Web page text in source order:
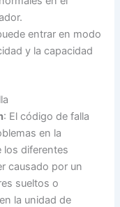
entrar en modo
y la capacidad
: El código de falla
en la
los diferentes
causado por un
sueltos o
la unidad de